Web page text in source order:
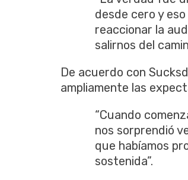
desde cero y
reaccionar la
salirnos del
De acuerdo con
ampliamente las
“Cuando
nos sorprendió
que habíamos
sostenida”.